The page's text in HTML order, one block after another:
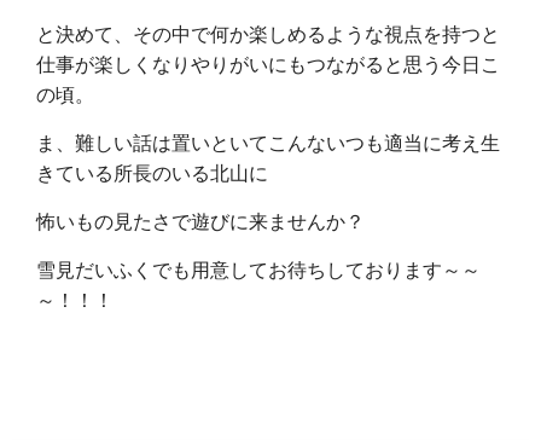
と決めて、その中で何か楽しめるような視点を持つと
仕事が楽しくなりやりがいにもつながると思う今日こ
の頃。
ま、難しい話は置いといてこんないつも適当に考え生
きている所長のいる北山に
怖いもの見たさで遊びに来ませんか？
雪見だいふくでも用意してお待ちしております～～
～！！！